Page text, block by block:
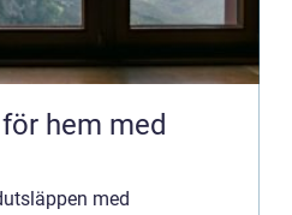
hem med
med